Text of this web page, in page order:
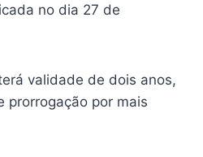
no dia 27 de
validade de dois anos,
prorrogação por mais